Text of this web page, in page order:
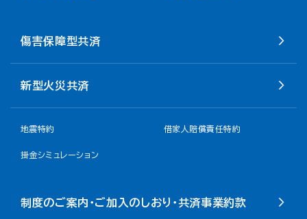
傷害保障型共済
新型火災共済
地震特約 借家人賠償責任特約
掛金シミュレーション
制度のご案内・ご加入のしおり・共済事業約款